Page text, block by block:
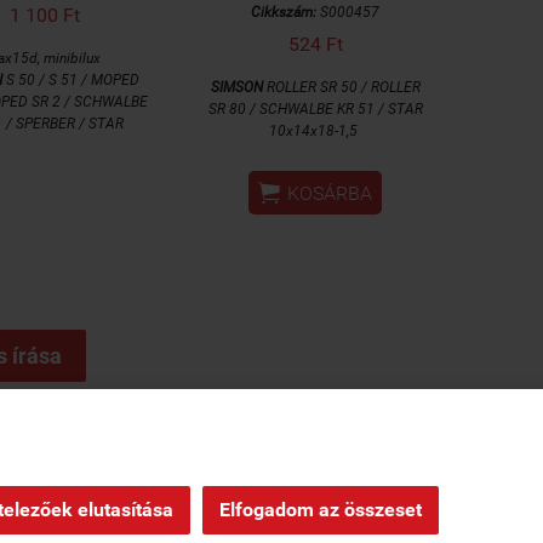
elutasítása Elfogadom az összeset
1 100 Ft
minibilux
S 50 / S 51 / MOPED
SR 2 / SCHWALBE
/ SPERBER / STAR
Cikkszám: S000457
524 Ft
SIMSONROLLER SR 50 / ROLLER
SR 80 / SCHWALBE KR 51 / STAR
10x14x18-1,5
 KOSÁRBA
írása
|Oldaltérkép|